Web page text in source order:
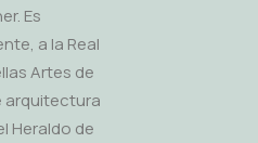
Es
a la Real
Artes de
arquitectura
Heraldo de